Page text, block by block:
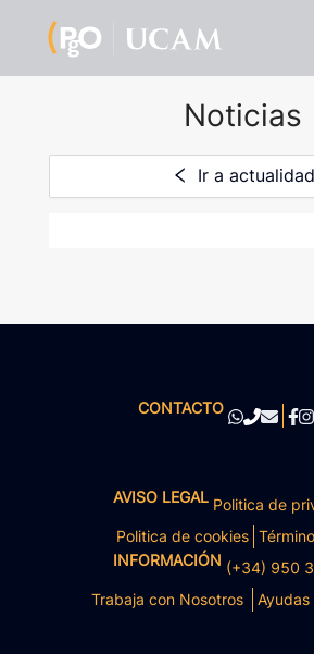
Noticias
Ir a actualidad
CONTACTO
AVISO LEGAL Politica de
Politica de cookies
INFORMACIÓN (+34) 950
Trabaja con Nosotros